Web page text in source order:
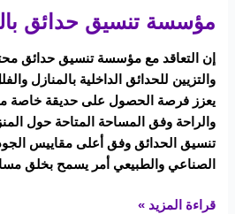
مؤسسة تنسيق حدائق
إن التعاقد مع مؤسسة تنسيق حدائق
والتزيين للحدائق الداخلية بالمنازل
يعزز فرصة الحصول على حديقة خاصة
والراحة وفق المساحة المتاحة حول
تنسيق الحدائق وفق أعلى مقاييس
الصناعي والطبيعي أمر يسمح بخلق
حدائق
المنورة
قراءة المزيد »